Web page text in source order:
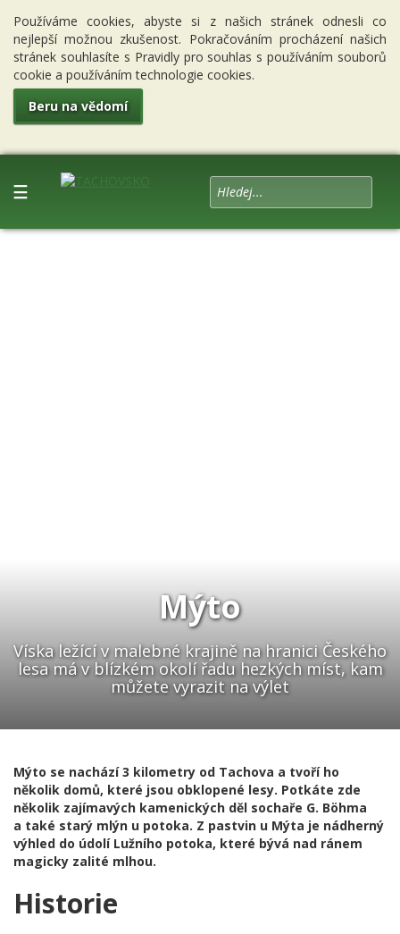
Používáme cookies, abyste si z našich stránek odnesli co
nejlepší možnou zkušenost. Pokračováním procházení našich
stránek souhlasíte s Pravidly pro souhlas s používáním souborů
cookie a používáním technologie cookies.
Beru na vědomí
☰
Mýto
Víska ležící v malebné krajině na hranici Českého
lesa má v blízkém okolí řadu hezkých míst, kam
můžete vyrazit na výlet
Mýto se nachází 3 kilometry od Tachova a tvoří ho
několik domů, které jsou obklopené lesy. Potkáte zde
několik zajímavých kamenických děl sochaře G. Böhma
a také starý mlýn u potoka. Z pastvin u Mýta je nádherný
výhled do údolí Lužního potoka, které bývá nad ránem
magicky zalité mlhou.
Historie